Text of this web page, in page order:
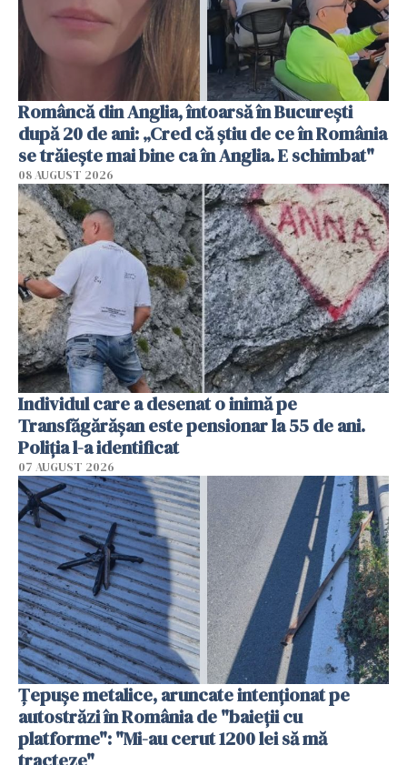
Româncă din Anglia, întoarsă în București
după 20 de ani: „Cred că știu de ce în România
se trăiește mai bine ca în Anglia. E schimbat"
08 AUGUST 2026
Individul care a desenat o inimă pe
Transfăgărășan este pensionar la 55 de ani.
Poliția l-a identificat
07 AUGUST 2026
Țepușe metalice, aruncate intenționat pe
autostrăzi în România de "baieții cu
platforme": "Mi-au cerut 1200 lei să mă